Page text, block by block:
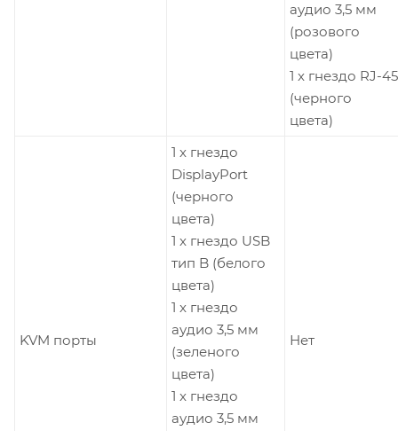
аудио 3,5 мм
(розового
цвета)
1 x гнездо RJ-45
(черного
цвета)
KVM порты
1 x гнездо
DisplayPort
(черного
цвета)
1 x гнездо USB
тип B (белого
цвета)
1 x гнездо
аудио 3,5 мм
(зеленого
цвета)
1 x гнездо
аудио 3,5 мм
Нет